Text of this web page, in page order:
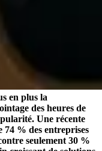
en plus la
des heures de
Une récente
% des entreprises
seulement 30 %